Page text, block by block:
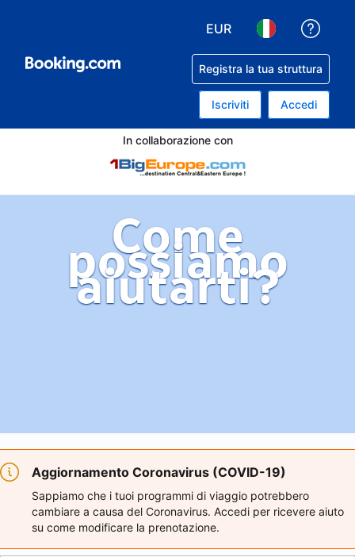
EUR
Registra la tua struttura
Iscriviti Accedi
In collaborazione con
Come
possiamo
aiutarti?
Aggiornamento Coronavirus (COVID-19)
Sappiamo che i tuoi programmi di viaggio potrebbero
cambiare a causa del Coronavirus. Accedi per ricevere aiuto
su come modificare la prenotazione.